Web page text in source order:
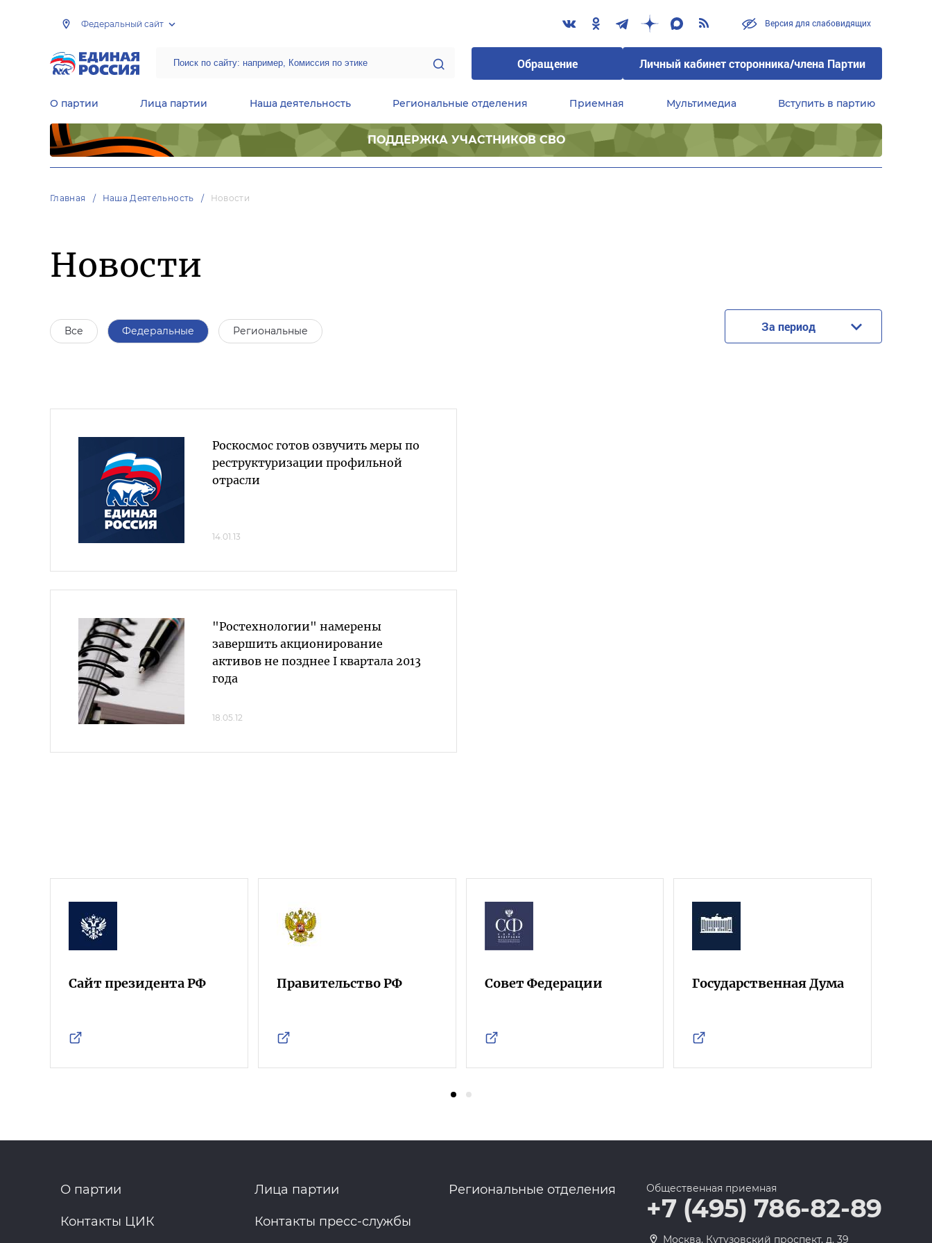
Федеральный сайт Версия для слабовидящих
Обращение Личный кабинет сторонника/члена Партии
О партии Лица партии Наша деятельность Региональные отделения Приемная Мультимедиа Вступить в партию
ПОДДЕРЖКА УЧАСТНИКОВ СВО
Главная Наша Деятельность Новости
Новости
Все Федеральные Региональные За период
Роскосмос готов озвучить меры по
реструктуризации профильной
отрасли
14.01.13
"Ростехнологии" намерены
завершить акционирование
активов не позднее I квартала 2013
года
18.05.12
Сайт президента РФ Правительство РФ Совет Федерации Государственная Дума
О партии Лица партии Региональные отделения
Контакты ЦИК Контакты пресс-службы
Общественная приемная
+7 (495) 786-82-89
Москва, Кутузовский проспект, д. 39